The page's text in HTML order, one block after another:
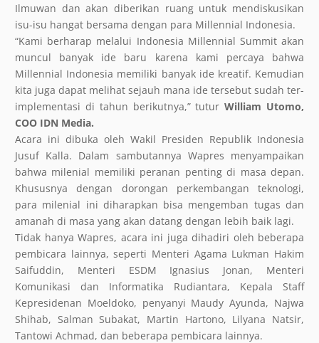
Ilmuwan dan akan diberikan ruang untuk mendiskusikan
isu-isu hangat bersama dengan para Millennial Indonesia.
“Kami berharap melalui Indonesia Millennial Summit akan
muncul banyak ide baru karena kami percaya bahwa
Millennial Indonesia memiliki banyak ide kreatif. Kemudian
kita juga dapat melihat sejauh mana ide tersebut sudah ter-
implementasi di tahun berikutnya,” tuturWilliam Utomo,
COO IDN Media.
Acara ini dibuka oleh Wakil Presiden Republik Indonesia
Jusuf Kalla. Dalam sambutannya Wapres menyampaikan
bahwa milenial memiliki peranan penting di masa depan.
Khususnya dengan dorongan perkembangan teknologi,
para milenial ini diharapkan bisa mengemban tugas dan
amanah di masa yang akan datang dengan lebih baik lagi.
Tidak hanya Wapres, acara ini juga dihadiri oleh beberapa
pembicara lainnya, seperti Menteri Agama Lukman Hakim
Saifuddin, Menteri ESDM Ignasius Jonan, Menteri
Komunikasi dan Informatika Rudiantara, Kepala Staff
Kepresidenan Moeldoko, penyanyi Maudy Ayunda, Najwa
Shihab, Salman Subakat, Martin Hartono, Lilyana Natsir,
Tantowi Achmad, dan beberapa pembicara lainnya.